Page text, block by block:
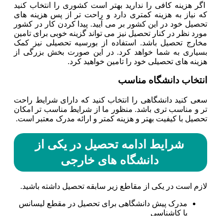
اگر هزینه کافی را ندارید بهتر است کشوری را انتخاب کنید
که نیاز به هزینه کمتری دارد و راحت تر از پس هزینه های
تحصیل خود در این کشور بر می آیید. پیدا کردن کار در کشور
مورد نظر در کنار تحصیل نیز می تواند گزینه خوبی برای تامین
مخارج تحصیل باشد. استفاده از بورسیه تحصیلی نیز کمک
بسیاری به شما خواهد کرد. در این صورت بخش بزرگی از
هزینه های تحصیلی خود را تامین خواهید کرد.
انتخاب دانشگاه مناسب
سعی کنید دانشگاهی را انتخاب کنید که دارای شرایط راحت
تر و مناسب تری باشد. منظور ما از شرایط مناسب تر امکان
تحصیل با کیفیت بهتر و هزینه کمتر و ارائه مدرک معتبر است.
شرایط ادامه تحصیل در یکی از
دانشگاه های خارجی
لازم است در یکی از مقاطع زیر سابقه تحصیل داشته باشید.
مدرک پیش دانشگاهی برای تحصیل در مقطع لیسانس
یا کاشناسی